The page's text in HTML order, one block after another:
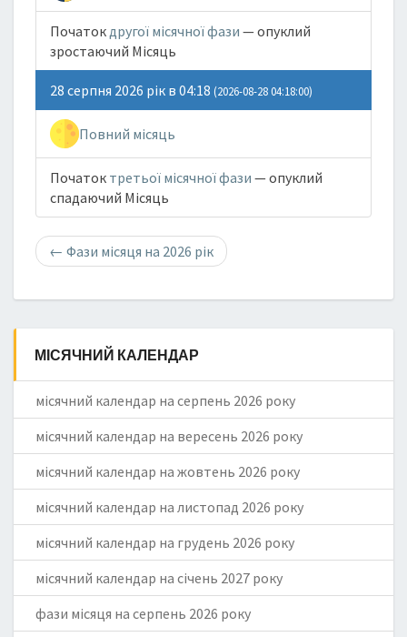
Початокдругої місячної фази — опуклий
зростаючий Місяць
28 серпня 2026 рік в 04:18 (2026-08-28 04:18:00)
Повний місяць
Початок третьої місячної фази — опуклий
спадаючий Місяць
← Фази місяця на 2026 рік
МІСЯЧНИЙ КАЛЕНДАР
місячний календар на серпень 2026 року
місячний календар на вересень 2026 року
місячний календар на жовтень 2026 року
місячний календар на листопад 2026 року
місячний календар на грудень 2026 року
місячний календар на січень 2027 року
фази місяця на серпень 2026 року